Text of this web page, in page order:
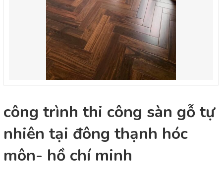
công trình thi công sàn gỗ tự
nhiên tại đông thạnh hóc
môn- hồ chí minh